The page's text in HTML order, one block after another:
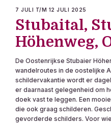
7 JULI T/M 12 JULI 2025
Stubaital,
Höhenweg,
De Oostenrijkse Stubaier
wandelroutes in de oostelijke
schildervakantie wordt er
er daarnaast gelegenheid om
doek vast te leggen. Een
die ook graag schilderen.
gevorderde schilders. Voor